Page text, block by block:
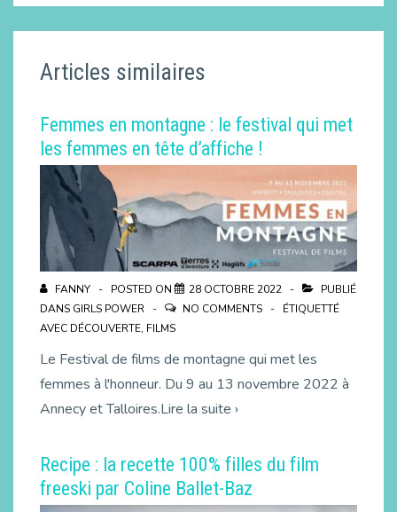
Articles similaires
Femmes en montagne : le festival qui met
les femmes en tête d’affiche !
FANNY POSTED ON 28 OCTOBRE 2022
PUBLIÉ
DANS GIRLS POWER NO COMMENTS
ÉTIQUETTÉ
AVEC DÉCOUVERTE, FILMS
Le Festival de films de montagne qui met les
femmes à l'honneur. Du 9 au 13 novembre 2022 à
Annecy et Talloires.Lire la suite ›
Recipe : la recette 100% filles du film
freeski par Coline Ballet-Baz